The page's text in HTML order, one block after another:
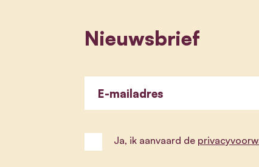
Nieuwsbrief
E-mailadres
Ja, ik aanvaard de